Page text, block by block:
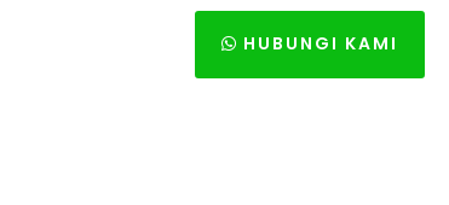
HUBUNGI KAMI